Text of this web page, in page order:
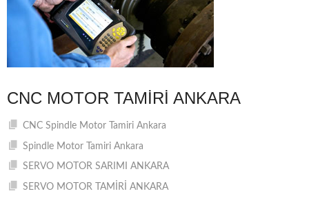
CNC MOTOR TAMIRI ANKARA
CNC Spindle Motor Tamiri Ankara
Spindle Motor Tamiri Ankara
SERVO MOTOR SARIMI ANKARA
SERVO MOTOR TAMİRİ ANKARA